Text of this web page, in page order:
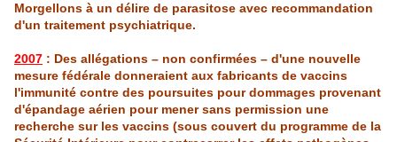
Morgellons à un délire de parasitose avec recommandation
d'un traitement psychiatrique.
2007 : Des allégations – non confirmées – d'une nouvelle
mesure fédérale donneraient aux fabricants de vaccins
l'immunité contre des poursuites pour dommages provenant
d'épandage aérien pour mener sans permission une
recherche sur les vaccins (sous couvert du programme de la